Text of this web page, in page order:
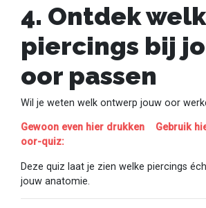
4. Ontdek
piercings bij
oor passen
Wil je weten welk ontwerp jouw oor
Gewoon even hier drukken Gebruik
oor-quiz:
Deze quiz laat je zien welke piercings
jouw anatomie.